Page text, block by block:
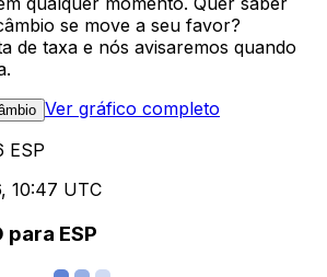
se move a seu favor?
de taxa e nós avisaremos quando
Ver gráfico completo
ESP
10:47 UTC
ESP